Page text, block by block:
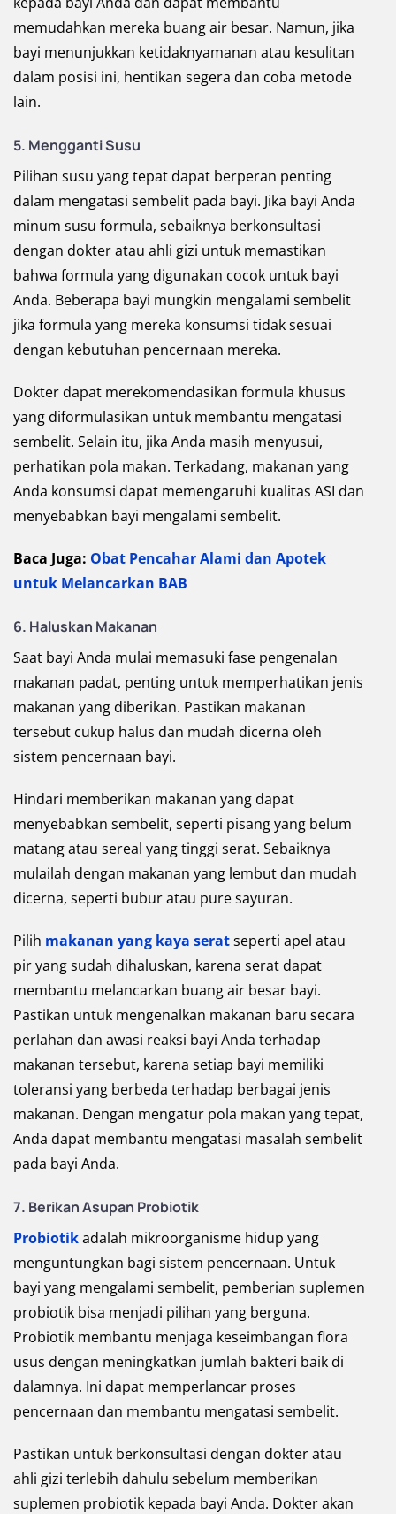
memudahkan mereka buang air besar. Namun, jika
bayi menunjukkan ketidaknyamanan atau kesulitan
dalam posisi ini, hentikan segera dan coba metode
lain.
5. Mengganti Susu
Pilihan susu yang tepat dapat berperan penting
dalam mengatasi sembelit pada bayi. Jika bayi Anda
minum susu formula, sebaiknya berkonsultasi
dengan dokter atau ahli gizi untuk memastikan
bahwa formula yang digunakan cocok untuk bayi
Anda. Beberapa bayi mungkin mengalami sembelit
jika formula yang mereka konsumsi tidak sesuai
dengan kebutuhan pencernaan mereka.
Dokter dapat merekomendasikan formula khusus
yang diformulasikan untuk membantu mengatasi
sembelit. Selain itu, jika Anda masih menyusui,
perhatikan pola makan. Terkadang, makanan yang
Anda konsumsi dapat memengaruhi kualitas ASI dan
menyebabkan bayi mengalami sembelit.
Baca Juga: Obat Pencahar Alami dan Apotek
untuk Melancarkan BAB
6. Haluskan Makanan
Saat bayi Anda mulai memasuki fase pengenalan
makanan padat, penting untuk memperhatikan jenis
makanan yang diberikan. Pastikan makanan
tersebut cukup halus dan mudah dicerna oleh
sistem pencernaan bayi.
Hindari memberikan makanan yang dapat
menyebabkan sembelit, seperti pisang yang belum
matang atau sereal yang tinggi serat. Sebaiknya
mulailah dengan makanan yang lembut dan mudah
dicerna, seperti bubur atau pure sayuran.
Pilih makanan yang kaya seratseperti apel atau
pir yang sudah dihaluskan, karena serat dapat
membantu melancarkan buang air besar bayi.
Pastikan untuk mengenalkan makanan baru secara
perlahan dan awasi reaksi bayi Anda terhadap
makanan tersebut, karena setiap bayi memiliki
toleransi yang berbeda terhadap berbagai jenis
makanan. Dengan mengatur pola makan yang tepat,
Anda dapat membantu mengatasi masalah sembelit
pada bayi Anda.
7. Berikan Asupan Probiotik
Probiotikadalah mikroorganisme hidup yang
menguntungkan bagi sistem pencernaan. Untuk
bayi yang mengalami sembelit, pemberian suplemen
probiotik bisa menjadi pilihan yang berguna.
Probiotik membantu menjaga keseimbangan flora
usus dengan meningkatkan jumlah bakteri baik di
dalamnya. Ini dapat memperlancar proses
pencernaan dan membantu mengatasi sembelit.
Pastikan untuk berkonsultasi dengan dokter atau
ahli gizi terlebih dahulu sebelum memberikan
suplemen probiotik kepada bayi Anda. Dokter akan